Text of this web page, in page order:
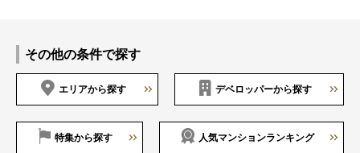
その他の条件で探す
エリアから探す デベロッパーから探す
特集から探す 人気マンションランキング